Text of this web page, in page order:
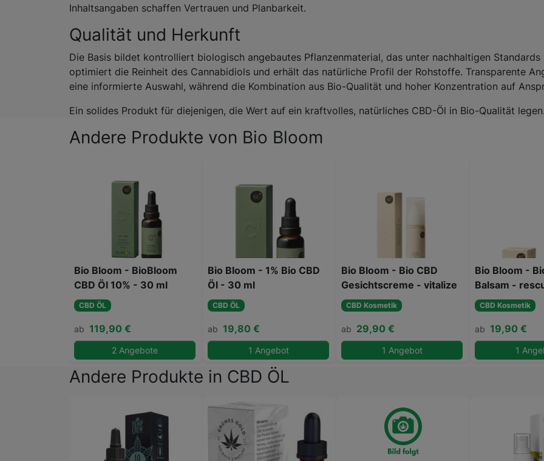
Inhaltsangaben schaffen Vertrauen und Planbarkeit.
Qualität und Herkunft
Die Basis bildet kontrolliert biologisch angebautes Pflanzenmaterial, das unter nachhaltigen
optimiert die Reinheit des Cannabidiols und erhält das natürliche Profil der Rohstoffe. Transparente
eine informierte Auswahl, während die Kombination aus Bio-Qualität und hoher Konzentration auf
Ein solides Produkt für diejenigen, die Wert auf ein kraftvolles, natürliches CBD-Öl in Bio-Qualität legen.
Andere Produkte von Bio Bloom
Bio Bloom - BioBloom
CBD Öl 10% - 30 ml
CBD ÖL
ab 119,90 €
2 Angebote
Bio Bloom - 1% Bio CBD
Öl - 30 ml
CBD ÖL
ab 19,80 €
1 Angebot
Bio Bloom - Bio CBD
Gesichtscreme - vitalize
CBD Kosmetik
ab 29,90 €
1 Angebot
Bio Bloom -
Balsam -
CBD Kosmetik
ab 19,90 €
1
Andere Produkte in CBD ÖL